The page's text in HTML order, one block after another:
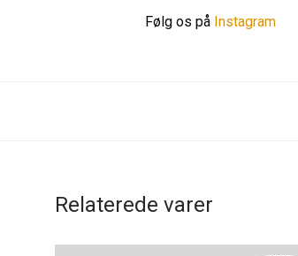
Følg os på Instagram
Relaterede varer